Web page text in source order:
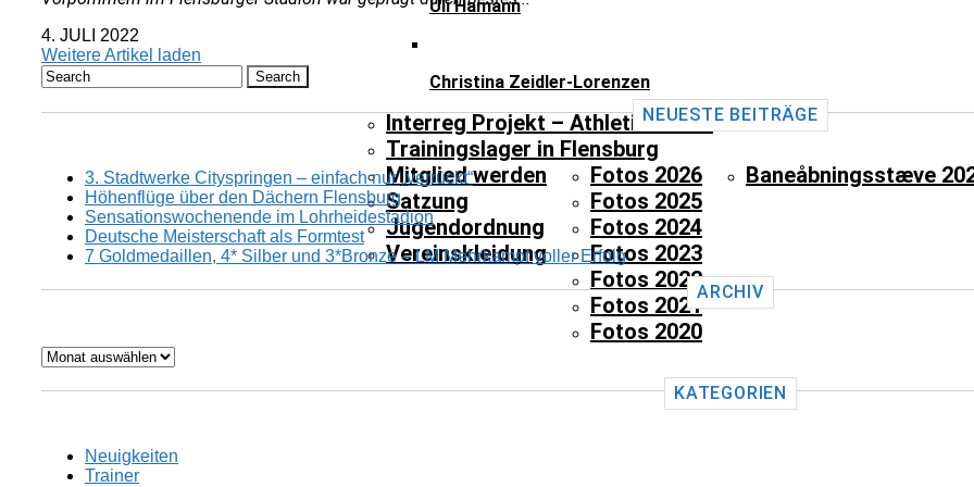
Uli Hamann
Christina Zeidler-Lorenzen
Interreg Projekt – Athletikschule
Trainingslager in Flensburg
Mitglied werden
Satzung
Jugendordnung
Vereinskleidung
Fotos 2026
Fotos 2025
Fotos 2024
Fotos 2023
Fotos 2022
Fotos 2021
Fotos 2020
Baneåbningsstæve
4. JULI 2022
Weitere Artikel laden
NEUESTE BEITRÄGE
3. Stadtwerke Cityspringen – einfach nur „verrückt“
Höhenflüge über den Dächern Flensburg
Sensationswochenende im Lohrheidestadion
Deutsche Meisterschaft als Formtest
7 Goldmedaillen, 4* Silber und 3*Bronze – LM Mehrkampf voller Erfolg
ARCHIV
Archiv
KATEGORIEN
Neuigkeiten
Trainer